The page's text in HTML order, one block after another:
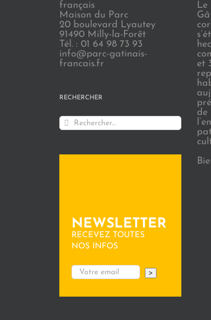
Maison du Parc
20 boulevard Lyautey
91490 Milly-la-Forêt
Tél. : 01 64 98 73 93
info@parc-gatinais-
francais.fr
RECHERCHER
Rechercher:
NEWSLETTER
RECEVEZ TOUTES
NOS INFOS
>
Le
et
de